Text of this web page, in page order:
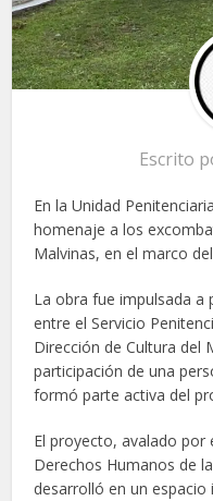
Escrito
En la Unidad
homenaje a los
Malvinas, en el marco
La obra fue impulsada a
entre el Servicio
Dirección de Cultura del
participación de una
formó parte activa del
El proyecto, avalado por
Derechos Humanos de
desarrolló en un